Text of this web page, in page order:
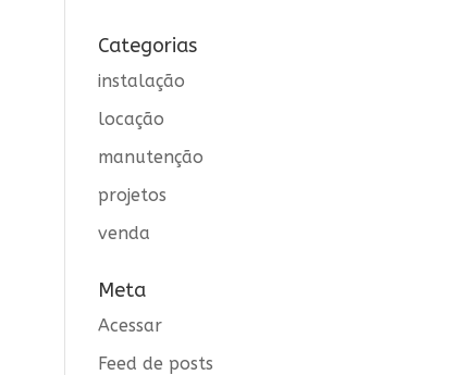
Categorias
instalação
locação
manutenção
projetos
venda
Meta
Acessar
Feed de posts